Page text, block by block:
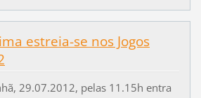
estreia-se nos Jogos
29.07.2012, pelas 11.15h entra